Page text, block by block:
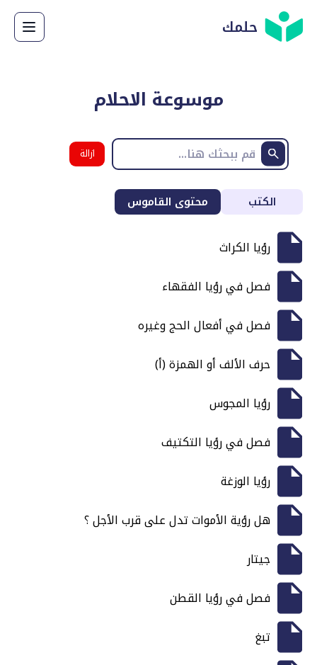
حلمك
موسوعة الاحلام
ازالة
البحث
الكتب محتوى القاموس
رؤيا الكراث
فصل في رؤيا الفقهاء
فصل في أفعال الحج وغيره
حرف الألف أو الهمزة (أ)
رؤيا المجوس
فصل في رؤيا التكتيف
رؤيا الوزغة
هل رؤية الأموات تدل على قرب الأجل ؟
جيتار
فصل في رؤيا القطن
تبغ